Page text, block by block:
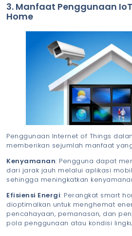
3. Manfaat Penggunaan
Home
Penggunaan Internet of Things
memberikan sejumlah manfaat
Kenyamanan: Pengguna dapat
dari jarak jauh melalui aplikasi
sehingga meningkatkan
Efisiensi Energi: Perangkat smart
dioptimalkan untuk menghemat
pencahayaan, pemanasan, dan
pola penggunaan atau kondisi